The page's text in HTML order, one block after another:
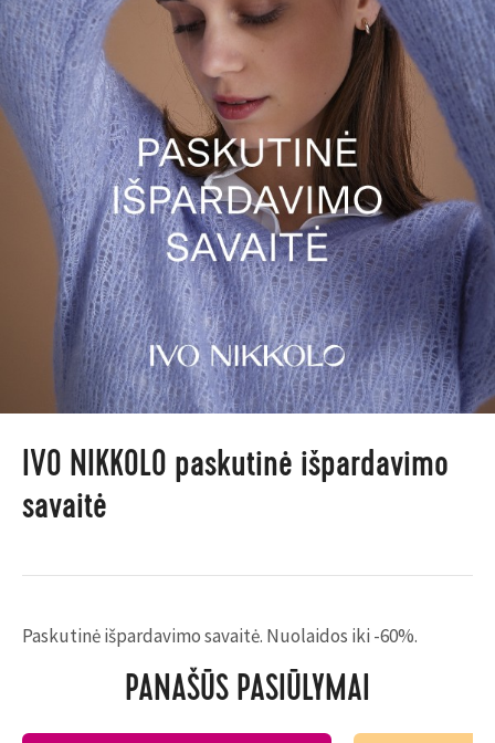
IVO NIKKOLO paskutinė išpardavimo
savaitė
Paskutinė išpardavimo savaitė. Nuolaidos iki -60%.
PANAŠŪS PASIŪLYMAI